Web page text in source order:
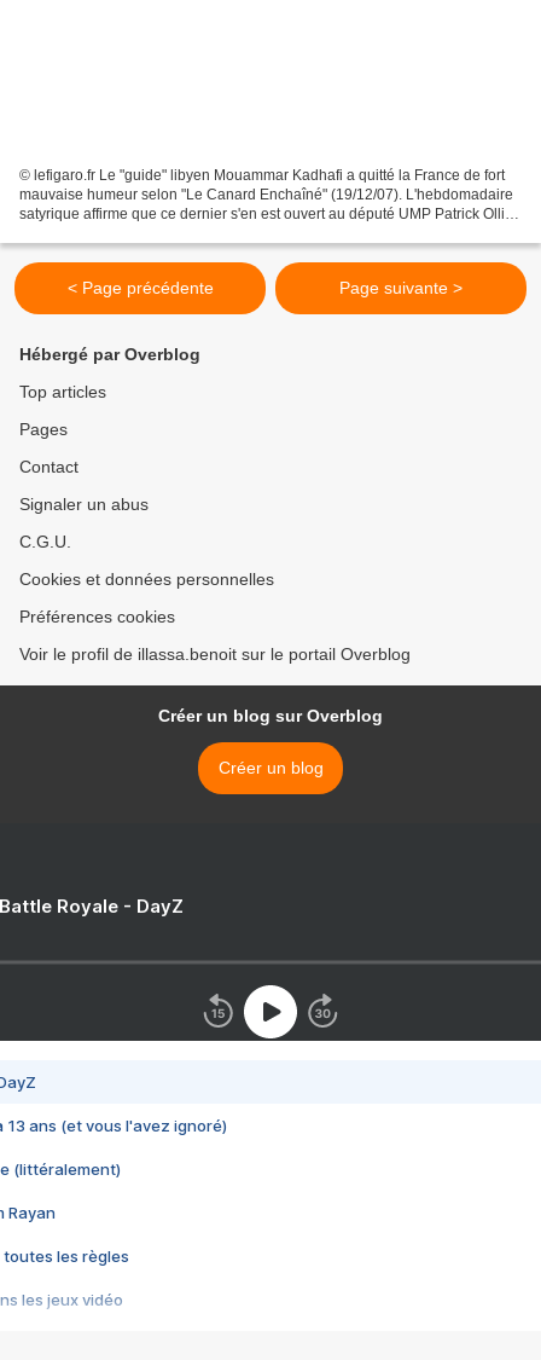
© lefigaro.fr Le "guide" libyen Mouammar Kadhafi a quitté la France de fort
mauvaise humeur selon "Le Canard Enchaîné" (19/12/07). L'hebdomadaire
satyrique affirme que ce dernier s'en est ouvert au député UMP Patrick Ollier
< Page précédente Page suivante >
Hébergé par Overblog
Top articles
Pages
Contact
Signaler un abus
C.G.U.
Cookies et données personnelles
Préférences cookies
Voir le profil de illassa.benoit sur le portail Overblog
Créer un blog sur Overblog
Créer un blog
Royale - DayZ
13 ans (et vous l'avez ignoré)
(littéralement)
Rayan
toutes les règles
les jeux vidéo